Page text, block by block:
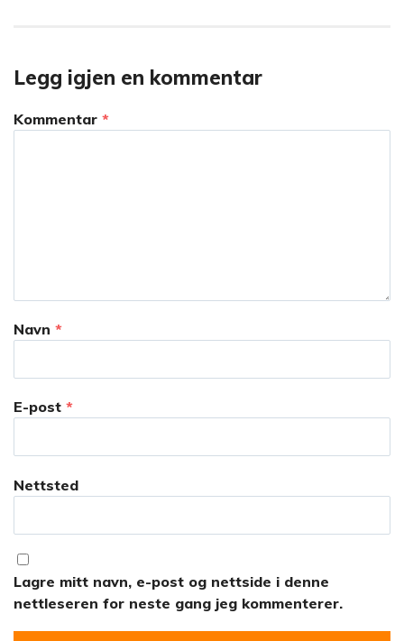
Legg igjen en kommentar
Kommentar *
Navn *
E-post *
Nettsted
Lagre mitt navn, e-post og nettside i denne
nettleseren for neste gang jeg kommenterer.